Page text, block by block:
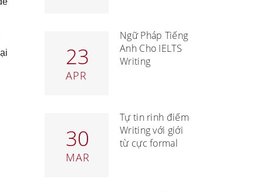
23
APR
Ngữ Pháp Tiếng
Anh Cho IELTS
Writing
30
MAR
Tự tin rinh điểm
Writing với giới
từ cực formal